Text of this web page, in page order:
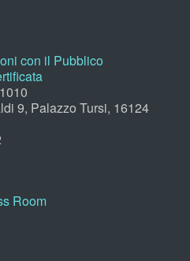
con il Pubblico
9, Palazzo Tursi, 16124
Room